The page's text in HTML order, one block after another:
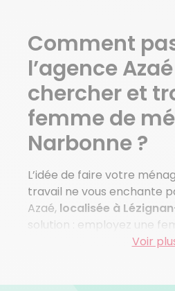
Coursan
Cruscades
Cuxac D Aude
Douzens
Voir plus de villes
Comment
l’agence
chercher et
femme de
Narbonne ?
L’idée de faire votre
travail ne vous enchante
Azaé, localisée à
solution : employez une
Narbonne dès aujourd’hui.
Voir